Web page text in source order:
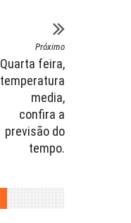
Próximo
Quarta feira,
temperatura
media,
confira a
previsão do
tempo.